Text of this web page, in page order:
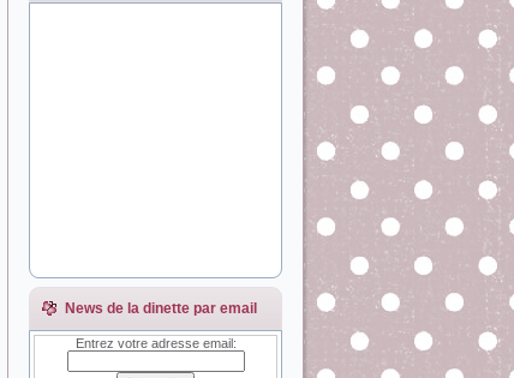
News de la dinette par email
Entrez votre adresse email: